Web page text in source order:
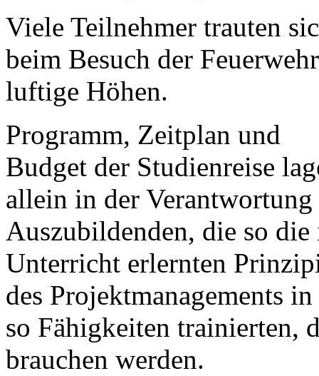
Viele Teilnehmer trauten
beim Besuch der
luftige Höhen.
Programm, Zeitplan und
Budget der Studienreise
allein in der Verantwortung
Auszubildenden, die so die
Unterricht erlernten
des Projektmanagements
so Fähigkeiten trainierten,
brauchen werden.